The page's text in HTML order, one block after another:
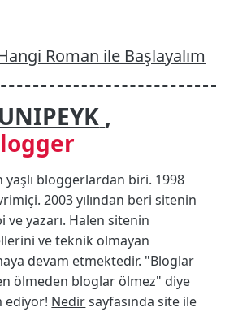
Roman ile Başlayalım
,
yaşlı bloggerlardan biri. 1998
2003 yılından beri sitenin
ve yazarı. Halen sitenin
ve teknik olmayan
devam etmektedir. "Bloglar
ölmeden bloglar ölmez" diye
ediyor! Nedirsayfasında site ile